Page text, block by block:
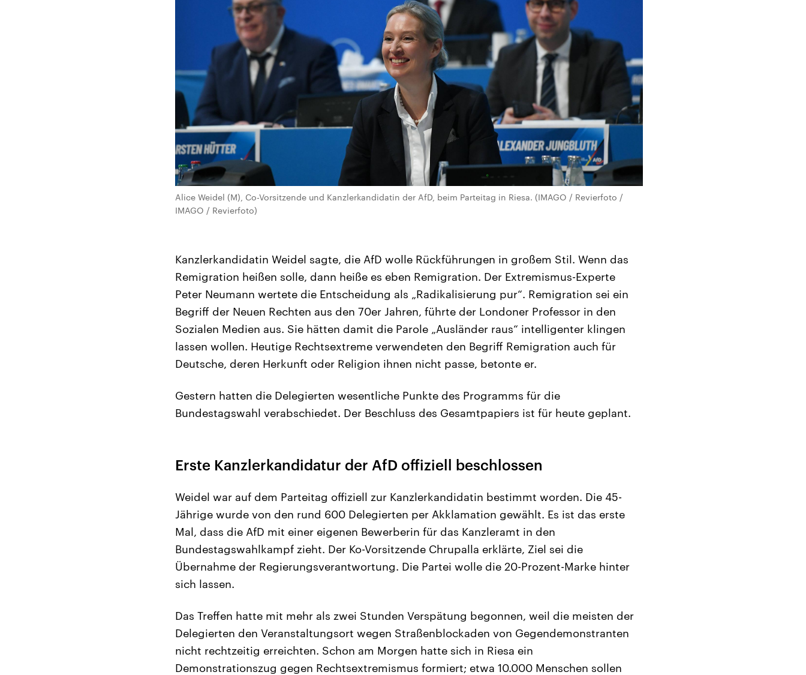
Alice Weidel (M), Co-Vorsitzende und Kanzlerkandidatin der AfD, beim Parteitag in Riesa. (IMAGO / Revierfoto /
IMAGO / Revierfoto)
Kanzlerkandidatin Weidel sagte, die AfD wolle Rückführungen in großem Stil. Wenn das
Remigration heißen solle, dann heiße es eben Remigration. Der Extremismus-Experte
Peter Neumann wertete die Entscheidung als „Radikalisierung pur“. Remigration sei ein
Begriff der Neuen Rechten aus den 70er Jahren, führte der Londoner Professor in den
Sozialen Medien aus. Sie hätten damit die Parole „Ausländer raus“ intelligenter klingen
lassen wollen. Heutige Rechtsextreme verwendeten den Begriff Remigration auch für
Deutsche, deren Herkunft oder Religion ihnen nicht passe, betonte er.
Gestern hatten die Delegierten wesentliche Punkte des Programms für die
Bundestagswahl verabschiedet. Der Beschluss des Gesamtpapiers ist für heute geplant.
Erste Kanzlerkandidatur der AfD offiziell beschlossen
Weidel war auf dem Parteitag offiziell zur Kanzlerkandidatin bestimmt worden. Die 45-
Jährige wurde von den rund 600 Delegierten per Akklamation gewählt. Es ist das erste
Mal, dass die AfD mit einer eigenen Bewerberin für das Kanzleramt in den
Bundestagswahlkampf zieht. Der Ko-Vorsitzende Chrupalla erklärte, Ziel sei die
Übernahme der Regierungsverantwortung. Die Partei wolle die 20-Prozent-Marke hinter
sich lassen.
Das Treffen hatte mit mehr als zwei Stunden Verspätung begonnen, weil die meisten der
Delegierten den Veranstaltungsort wegen Straßenblockaden von Gegendemonstranten
nicht rechtzeitig erreichten. Schon am Morgen hatte sich in Riesa ein
Demonstrationszug gegen Rechtsextremismus formiert; etwa 10.000 Menschen sollen